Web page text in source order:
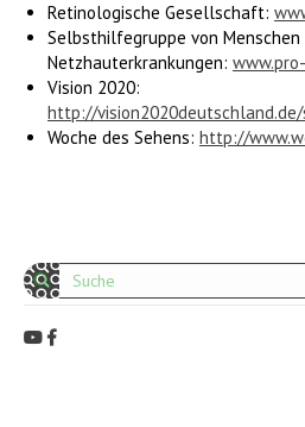
Retinologische Gesellschaft:
Selbsthilfegruppe von Menschen
Netzhauterkrankungen:
Vision 2020:
http://
Woche des Sehens: http://
Search: